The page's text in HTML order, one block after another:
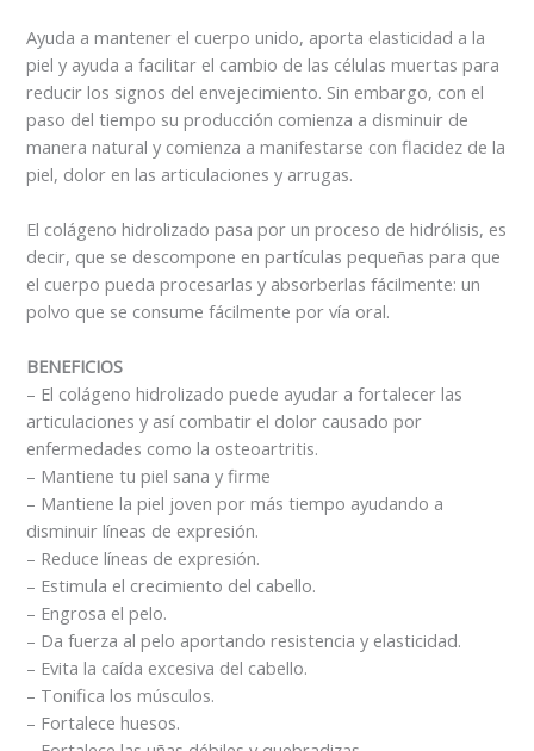
Ayuda a mantener el cuerpo unido, aporta elasticidad a la
piel y ayuda a facilitar el cambio de las células muertas para
reducir los signos del envejecimiento. Sin embargo, con el
paso del tiempo su producción comienza a disminuir de
manera natural y comienza a manifestarse con flacidez de la
piel, dolor en las articulaciones y arrugas.
El colágeno hidrolizado pasa por un proceso de hidrólisis, es
decir, que se descompone en partículas pequeñas para que
el cuerpo pueda procesarlas y absorberlas fácilmente: un
polvo que se consume fácilmente por vía oral.
BENEFICIOS
– El colágeno hidrolizado puede ayudar a fortalecer las
articulaciones y así combatir el dolor causado por
enfermedades como la osteoartritis.
– Mantiene tu piel sana y firme
– Mantiene la piel joven por más tiempo ayudando a
disminuir líneas de expresión.
– Reduce líneas de expresión.
– Estimula el crecimiento del cabello.
– Engrosa el pelo.
– Da fuerza al pelo aportando resistencia y elasticidad.
– Evita la caída excesiva del cabello.
– Tonifica los músculos.
– Fortalece huesos.